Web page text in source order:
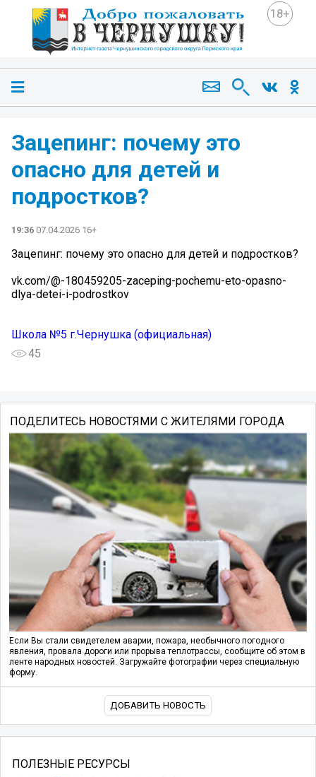
18+
Зацепинг: почему это
опасно для детей и
подростков?
19:36 07.04.2026 16+
Зацепинг: почему это опасно для детей и подростков?
vk.com/@-180459205-zaceping-pochemu-eto-opasno-
dlya-detei-i-podrostkov
Школа №5 г.Чернушка (официальная)
45
ПОДЕЛИТЕСЬ НОВОСТЯМИ С ЖИТЕЛЯМИ ГОРОДА
Если Вы стали свидетелем аварии, пожара, необычного погодного
явления, провала дороги или прорыва теплотрассы, сообщите об этом в
ленте народных новостей. Загружайте фотографии через специальную
форму.
ДОБАВИТЬ НОВОСТЬ
ПОЛЕЗНЫЕ РЕСУРСЫ